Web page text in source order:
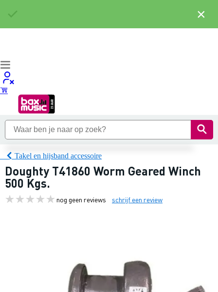
Takel en hijsband accessoire
Doughty T41860 Worm Geared Winch
500 Kgs.
nog geen reviews schrijf een review
×